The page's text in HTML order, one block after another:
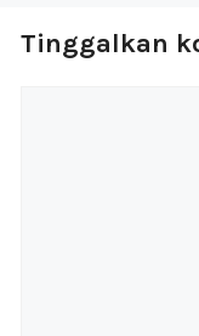
Tinggalkan